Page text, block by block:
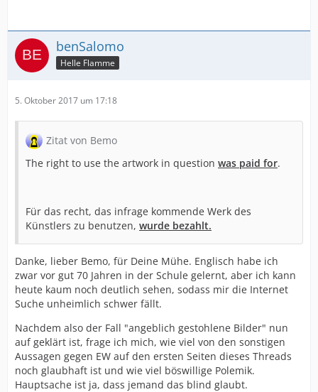
benSalomo
Helle Flamme
5. Oktober 2017 um 17:18
Zitat von Bemo
The right to use the artwork in question was paid for.
Für das recht, das infrage kommende Werk des
Künstlers zu benutzen, wurde bezahlt.
Danke, lieber Bemo, für Deine Mühe. Englisch habe ich
zwar vor gut 70 Jahren in der Schule gelernt, aber ich kann
heute kaum noch deutlich sehen, sodass mir die Internet
Suche unheimlich schwer fällt.
Nachdem also der Fall "angeblich gestohlene Bilder" nun
auf geklärt ist, frage ich mich, wie viel von den sonstigen
Aussagen gegen EW auf den ersten Seiten dieses Threads
noch glaubhaft ist und wie viel böswillige Polemik.
Hauptsache ist ja, dass jemand das blind glaubt.